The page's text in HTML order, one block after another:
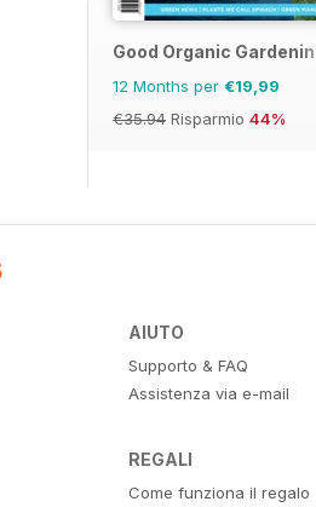
Good Organic
12 Months per €19,99
€35.94 Risparmio 44%
AIUTO
Supporto & FAQ
Assistenza via e-mail
REGALI
Come funziona il regalo